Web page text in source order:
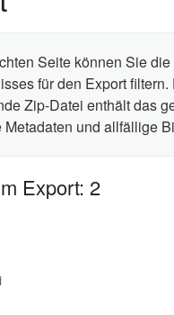
Seite können Sie
für den Export filtern.
Zip-Datei enthält das
und allfällige
Export: 2